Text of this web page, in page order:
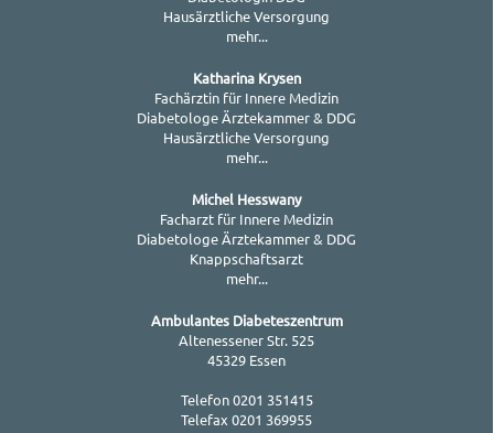
Hausärztliche Versorgung
mehr...
Katharina Krysen
Fachärztin für Innere Medizin
Diabetologe Ärztekammer & DDG
Hausärztliche Versorgung
mehr...
Michel Hesswany
Facharzt für Innere Medizin
Diabetologe Ärztekammer & DDG
Knappschaftsarzt
mehr...
Ambulantes Diabeteszentrum
Altenessener Str. 525
45329 Essen
Telefon 0201 351415
Telefax 0201 369955